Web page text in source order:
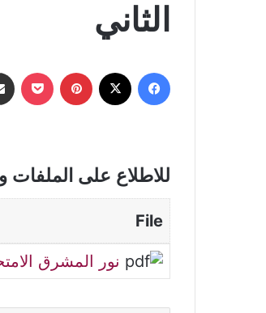
الثاني
فيسبوك بينتيريست
للاطلاع على الملفات
File
نور المشرق الامتحانات سنة